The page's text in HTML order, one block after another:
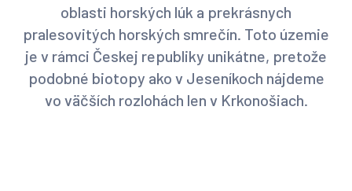
oblasti horských lúk a prekrásnych
pralesovitých horských smrečín. Toto územie
je v rámci Českej republiky unikátne, pretože
podobné biotopy ako v Jeseníkoch nájdeme
vo väčších rozlohách len v Krkonošiach.